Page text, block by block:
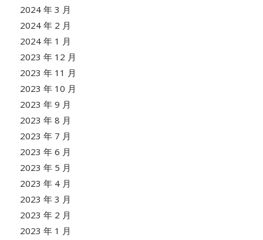
2024 年 3 月
2024 年 2 月
2024 年 1 月
2023 年 12 月
2023 年 11 月
2023 年 10 月
2023 年 9 月
2023 年 8 月
2023 年 7 月
2023 年 6 月
2023 年 5 月
2023 年 4 月
2023 年 3 月
2023 年 2 月
2023 年 1 月